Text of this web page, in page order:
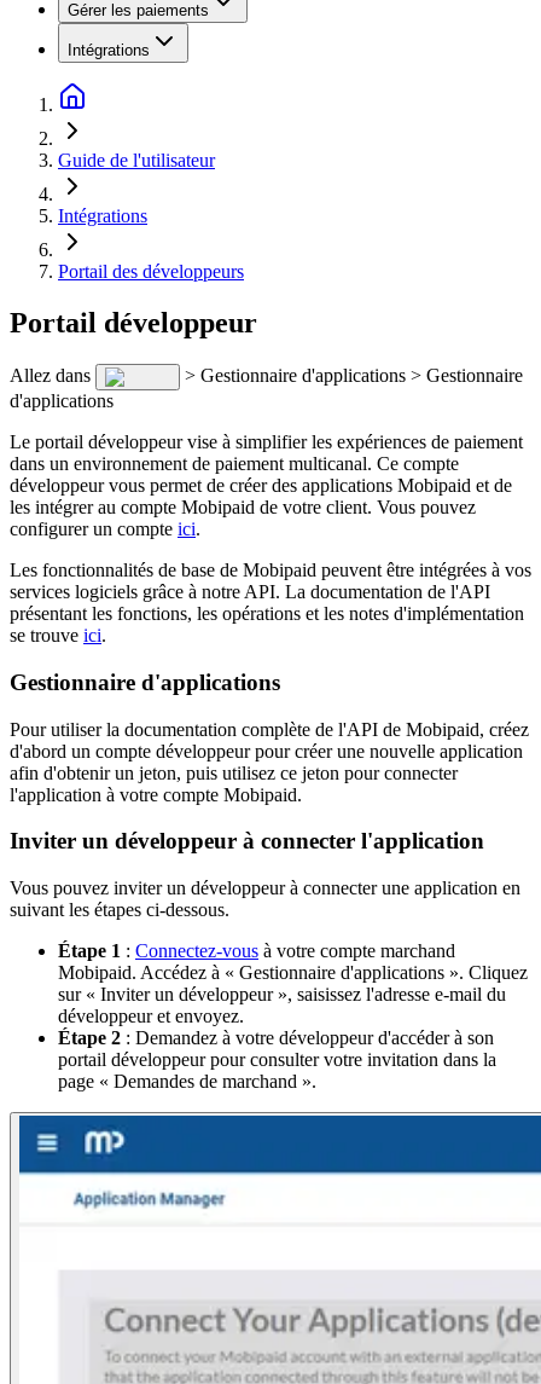
Gérer les paiements
Intégrations
Guide de l'utilisateur
Intégrations
Portail des développeurs
Portail développeur
Allez dans
> Gestionnaire d'applications > Gestionnaire
d'applications
Le portail développeur vise à simplifier les expériences de paiement
dans un environnement de paiement multicanal. Ce compte
développeur vous permet de créer des applications Mobipaid et de
les intégrer au compte Mobipaid de votre client. Vous pouvez
configurer un compte ici.
Les fonctionnalités de base de Mobipaid peuvent être intégrées à vos
services logiciels grâce à notre API. La documentation de l'API
présentant les fonctions, les opérations et les notes d'implémentation
se trouve ici.
Gestionnaire d'applications
Pour utiliser la documentation complète de l'API de Mobipaid, créez
d'abord un compte développeur pour créer une nouvelle application
afin d'obtenir un jeton, puis utilisez ce jeton pour connecter
l'application à votre compte Mobipaid.
Inviter un développeur à connecter l'application
Vous pouvez inviter un développeur à connecter une application en
suivant les étapes ci-dessous.
Étape 1 : Connectez-vous à votre compte marchand
Mobipaid. Accédez à « Gestionnaire d'applications ». Cliquez
sur « Inviter un développeur », saisissez l'adresse e-mail du
développeur et envoyez.
Étape 2 : Demandez à votre développeur d'accéder à son
portail développeur pour consulter votre invitation dans la
page « Demandes de marchand ».